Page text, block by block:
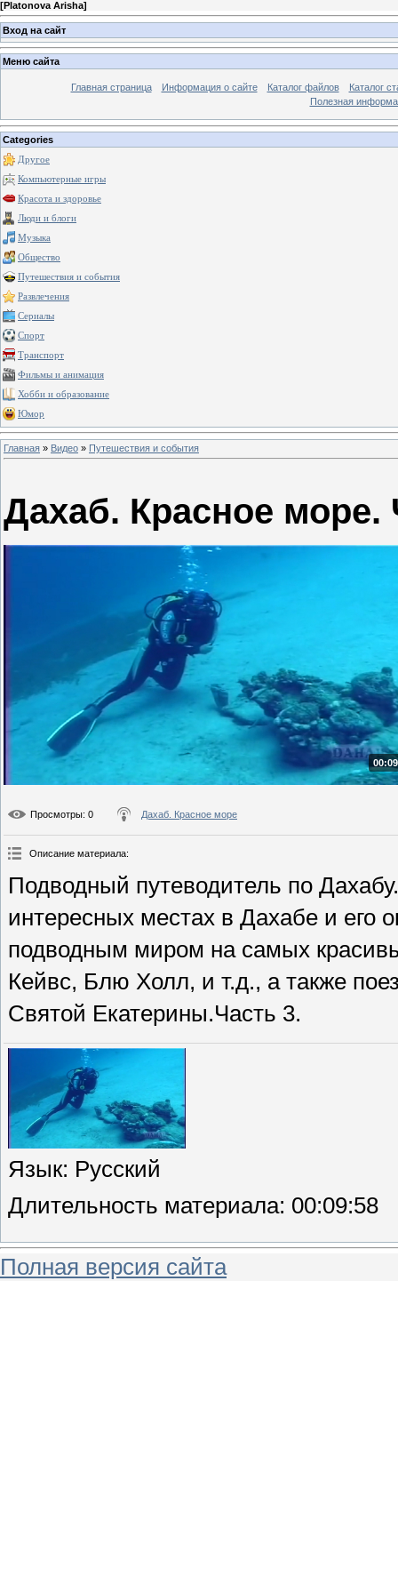
[Platonova Arisha]
Вход на сайт
Меню сайта
Главная страница Информация о сайте Каталог файлов
Каталог
Полезная
Categories
Другое
Компьютерные игры
Красота и здоровье
Люди и блоги
Музыка
Общество
Путешествия и события
Развлечения
Сериалы
Спорт
Транспорт
Фильмы и анимация
Хобби и образование
Юмор
Главная » Видео » Путешествия и события
Дахаб. Красное море.
Просмотры: 0 Дахаб. Красное море
Описание материала:
Подводный путеводитель по
интересных местах в Дахабе и его
подводным миром на самых
Кейвс, Блю Холл, и т.д., а также
Святой Екатерины.Часть 3.
Язык: Русский
Длительность материала: 00:09:58
Полная версия сайта